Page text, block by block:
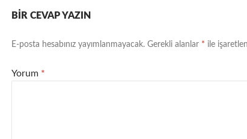
BIR CEVAP YAZIN
E-posta hesabınız yayımlanmayacak. Gerekli alanlar * ile
Yorum *